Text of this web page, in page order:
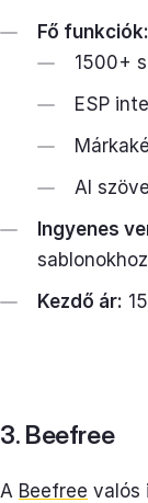
Fő funkciók:
1500+
ESP
AI
Ingyenes
Kezdő ár:
3. Beefree
A Beefree valós